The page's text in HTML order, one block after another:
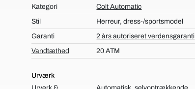
Kategori
Colt Automatic
Stil
Herreur, dress-/sportsmodel
Garanti
2 års autoriseret verdensgaranti
Vandtæthed
20 ATM
Urværk